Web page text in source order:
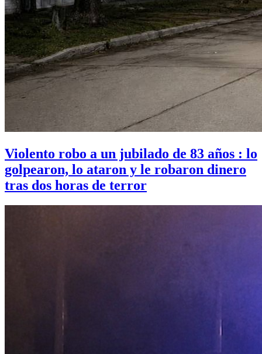
Violento robo a un jubilado de 83 años : lo
golpearon, lo ataron y le robaron dinero
tras dos horas de terror